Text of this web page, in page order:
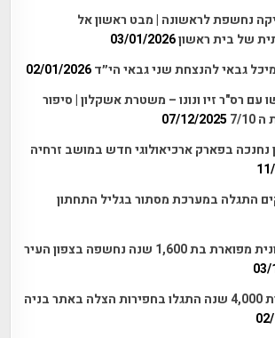
נחשפת לראשונה | מבט ראשון אל
של בית ראשון03/01/2026
גבאי להנצחת שני גבאי הי״ד 02/01/2026
עם רס"ר זיו ונונו – משטרת אשקלון | סיפור
10
07/12/2025
נחנכה בפארק ארכיאולוגי חדש במושב זרחיה
התגלה במערכת מסתור בגליל התחתון
שרידי אחוזה שומרונית מפוארת בת 1,600 שנה נחשפה בצפון העיר
03/
פתילות קדומות בנות 4,000 שנה התגלו בחפירות הצלה באתר בניה